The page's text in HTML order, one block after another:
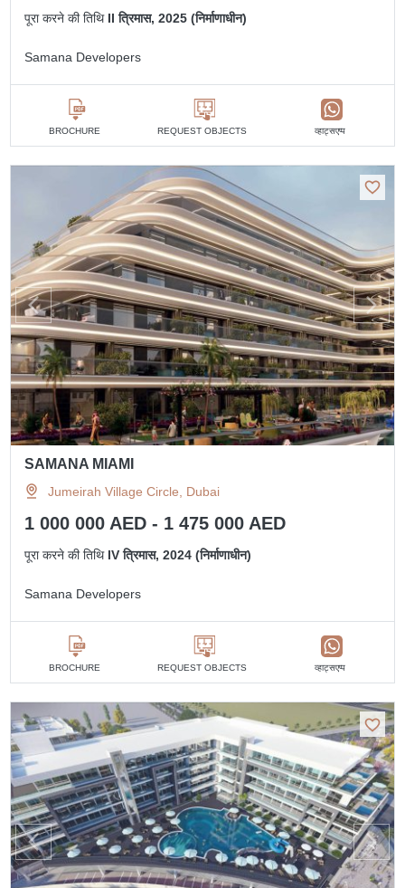
पूरा करने की तिथि II त्रिमास, 2025 (निर्माणाधीन)
Samana Developers
BROCHURE REQUEST OBJECTS व्हाट्सएप्प
SAMANA MIAMI
Jumeirah Village Circle, Dubai
1 000 000 AED - 1 475 000 AED
पूरा करने की तिथि IV त्रिमास, 2024 (निर्माणाधीन)
Samana Developers
BROCHURE REQUEST OBJECTS व्हाट्सएप्प